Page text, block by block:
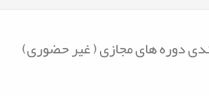
برنامه زمانبندی دوره های مجازی ( غیر حضوری)